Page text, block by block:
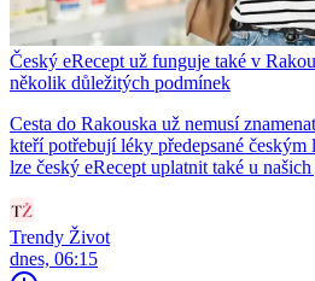
Český eRecept už funguje také v
několik důležitých podmínek
Cesta do Rakouska už nemusí
kteří potřebují léky předepsané českým
lze český eRecept uplatnit také u
Trendy Život
dnes, 06:15